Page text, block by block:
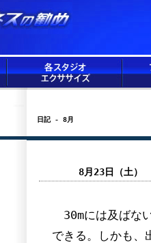
日記 - 8月
8月23日（土）
30mには及ばな
できる。しかも、